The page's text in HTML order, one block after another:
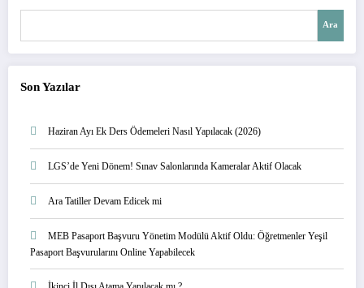
Ara
Son Yazılar
Haziran Ayı Ek Ders Ödemeleri Nasıl Yapılacak (2026)
LGS’de Yeni Dönem! Sınav Salonlarında Kameralar Aktif Olacak
Ara Tatiller Devam Edicek mi
MEB Pasaport Başvuru Yönetim Modülü Aktif Oldu: Öğretmenler Yeşil
Pasaport Başvurularını Online Yapabilecek